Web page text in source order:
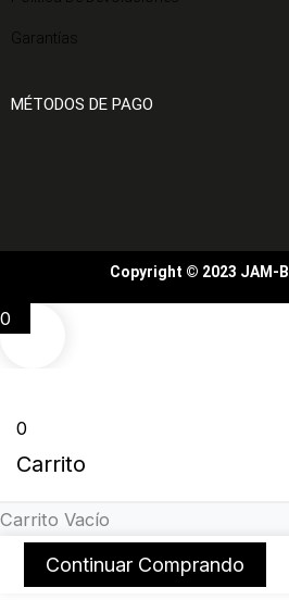
Garantías
MÉTODOS DE PAGO
Copyright © 2023 JAM-B
0
0
Carrito
Carrito Vacío
Continuar Comprando